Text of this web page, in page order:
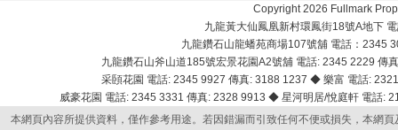
Copyright 2026 Fullmark
九龍黃大仙鳳凰新村環鳳街18號A地下
九龍鑽石山龍蟠苑商場107號舖 電話：2345
九龍鑽石山斧山道185號宏景花園A2號舖 電話: 2345 2229
采頣花園 電話: 2345 9927 傳真: 3188 1237 ◆ 樂富 電話:
威豪花園 電話: 2345 3331 傳真: 2328 9913 ◆ 星河明居/悅庭軒 電話
本網頁內容所提供資料，僅作參考用途。若因錯漏而引致任何不便或損失，本網